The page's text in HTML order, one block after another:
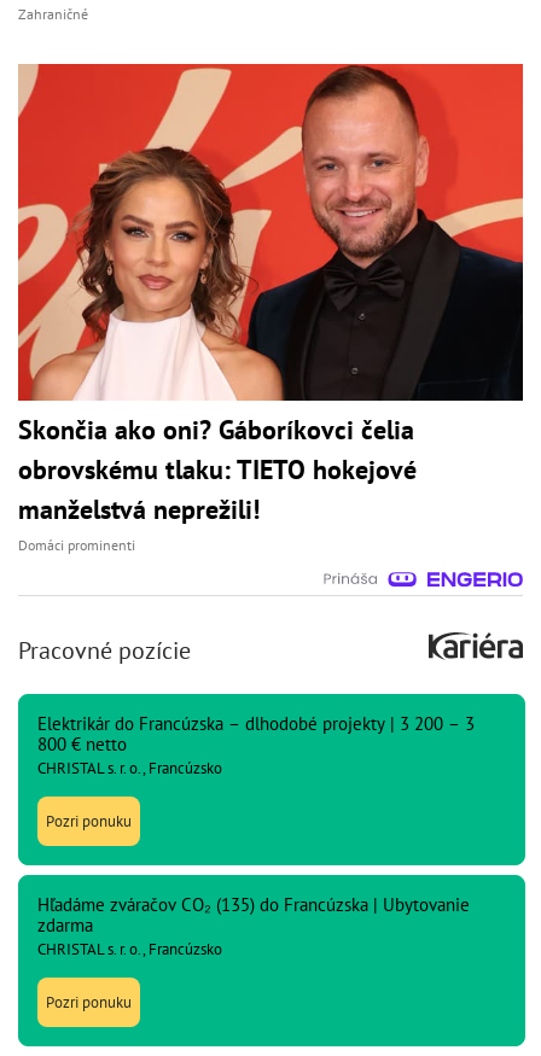
Zahraničné
Skončia ako oni? Gáboríkovci čelia
obrovskému tlaku: TIETO hokejové
manželstvá neprežili!
Domáci prominenti
Pracovné pozície
Elektrikár do Francúzska – dlhodobé projekty | 3 200 – 3
800 € netto
CHRISTAL s. r. o., Francúzsko
Pozri ponuku
Hľadáme zváračov CO₂ (135) do Francúzska | Ubytovanie
zdarma
CHRISTAL s. r. o., Francúzsko
Pozri ponuku